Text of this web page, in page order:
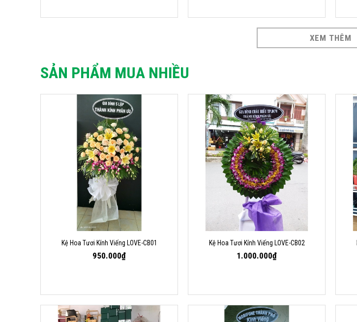
XEM THÊM
SẢN PHẨM MUA NHIỀU
Kệ Hoa Tươi Kính Viếng LOVE-CB01
950.000₫
Kệ Hoa Tươi Kính Viếng LOVE-CB02
1.000.000₫